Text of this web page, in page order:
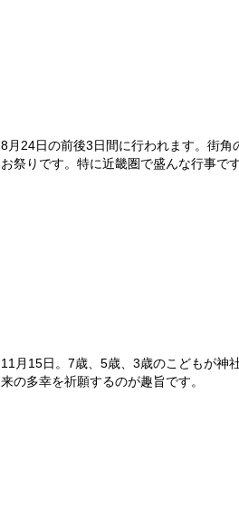
8月24日の前後3日間に行われます。街
お祭りです。特に近畿圏で盛んな行事です
11月15日。7歳、5歳、3歳のこどもが神
来の多幸を祈願するのが趣旨です。